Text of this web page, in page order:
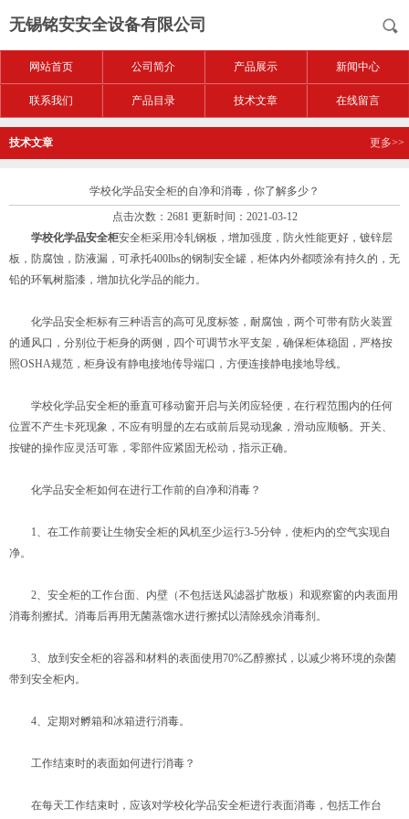
无锡铭安安全设备有限公司
网站首页 公司简介 产品展示 新闻中心
联系我们 产品目录 技术文章 在线留言
技术文章 更多>>
学校化学品安全柜的自净和消毒，你了解多少？
点击次数：2681 更新时间：2021-03-12
学校化学品安全柜安全柜采用冷轧钢板，增加强度，防火性能更好，镀锌层
板，防腐蚀，防液漏，可承托400lbs的钢制安全罐，柜体内外都喷涂有持久的，无
铅的环氧树脂漆，增加抗化学品的能力。
化学品安全柜标有三种语言的高可见度标签，耐腐蚀，两个可带有防火装置
的通风口，分别位于柜身的两侧，四个可调节水平支架，确保柜体稳固，严格按
照OSHA规范，柜身设有静电接地传导端口，方便连接静电接地导线。
学校化学品安全柜的垂直可移动窗开启与关闭应轻便，在行程范围内的任何
位置不产生卡死现象，不应有明显的左右或前后晃动现象，滑动应顺畅。开关、
按键的操作应灵活可靠，零部件应紧固无松动，指示正确。
化学品安全柜如何在进行工作前的自净和消毒？
1、在工作前要让生物安全柜的风机至少运行3-5分钟，使柜内的空气实现自
净。
2、安全柜的工作台面、内壁（不包括送风滤器扩散板）和观察窗的内表面用
消毒剂擦拭。消毒后再用无菌蒸馏水进行擦拭以清除残余消毒剂。
3、放到安全柜的容器和材料的表面使用70%乙醇擦拭，以减少将环境的杂菌
带到安全柜内。
4、定期对孵箱和冰箱进行消毒。
工作结束时的表面如何进行消毒？
在每天工作结束时，应该对学校化学品安全柜进行表面消毒，包括工作台